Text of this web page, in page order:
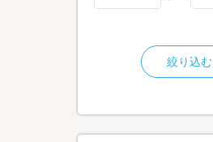
絞り込む